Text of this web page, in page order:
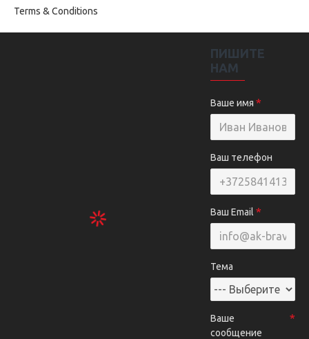
Terms & Conditions
ПИШИТЕ
НАМ
Ваше имя
Ваш телефон
Ваш Email
Тема
Ваше
сообщение